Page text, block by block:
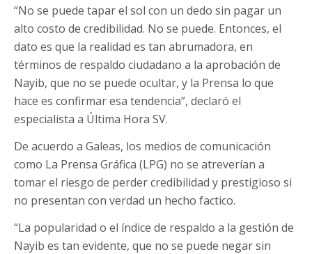
“No se puede tapar el sol con un dedo sin pagar un
alto costo de credibilidad. No se puede. Entonces, el
dato es que la realidad es tan abrumadora, en
términos de respaldo ciudadano a la aprobación de
Nayib, que no se puede ocultar, y la Prensa lo que
hace es confirmar esa tendencia”, declaró el
especialista a Última Hora SV.
De acuerdo a Galeas, los medios de comunicación
como La Prensa Gráfica (LPG) no se atreverían a
tomar el riesgo de perder credibilidad y prestigioso si
no presentan con verdad un hecho factico.
“La popularidad o el índice de respaldo a la gestión de
Nayib es tan evidente, que no se puede negar sin